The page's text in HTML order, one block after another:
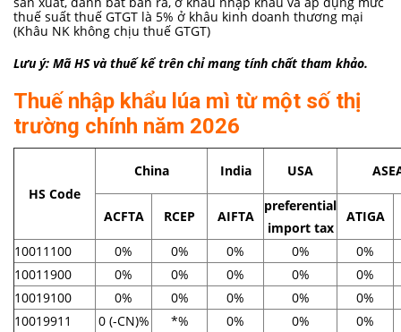
thuế suất thuế GTGT là 5% ở khâu kinh doanh thương mại
(Khâu NK không chịu thuế GTGT)
Lưu ý: Mã HS và thuế kể trên chỉ mang tính chất tham khảo.
Thuế nhập khẩu lúa mì từ một số thị
trường chính năm 2026
HS Code
China India USA
ACFTA RCEP AIFTA
preferential
import tax
ATIGA
10011100 0% 0% 0% 0%
0%
10011900
0% 0% 0% 0%
0%
10019100
0% 0% 0% 0%
0%
10019911
0 (-CN)% *% 0% 0% 0%